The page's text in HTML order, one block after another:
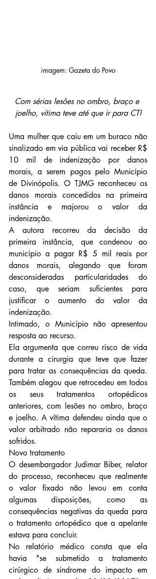
imagem: Gazeta do Povo
Com sérias lesões no ombro, braço e
joelho, vítima teve até que ir para CTI
Uma mulher que caiu em um buraco não
sinalizado em via pública vai receber R$
10 mil de indenização por danos
morais, a serem pagos pelo Município
de Divinópolis. O TJMG reconheceu os
danos morais concedidos na primeira
instância e majorou o valor da
indenização.
A autora recorreu da decisão da
primeira instância, que condenou ao
município a pagar R$ 5 mil reais por
danos morais, alegando que foram
desconsideradas particularidades do
caso, que seriam suficientes para
justificar o aumento do valor da
indenização.
Intimado, o Município não apresentou
resposta ao recurso.
Ela argumenta que correu risco de vida
durante a cirurgia que teve que fazer
para tratar as consequências da queda.
Também alegou que retrocedeu em todos
os seus tratamentos ortopédicos
anteriores, com lesões no ombro, braço
e joelho. A vítima defendeu ainda que o
valor arbitrado não repararia os danos
sofridos.
Novo tratamento
O desembargador Judimar Biber, relator
do processo, reconheceu que realmente
o valor fixado não levou em conta
algumas disposições, como as
consequências negativas da queda para
o tratamento ortopédico que a apelante
estava para concluir.
No relatório médico consta que ela
havia "se submetido a tratamento
cirúrgico de síndrome do impacto em